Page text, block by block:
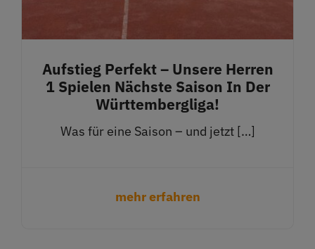
Aufstieg Perfekt – Unsere Herren
1 Spielen Nächste Saison In Der
Württembergliga!
Was für eine Saison – und jetzt […]
mehr erfahren